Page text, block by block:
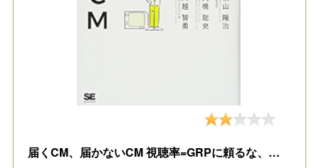
届くCM、届かないCM 視聴率=GRPに頼るな、注目量=GAPをねらえ